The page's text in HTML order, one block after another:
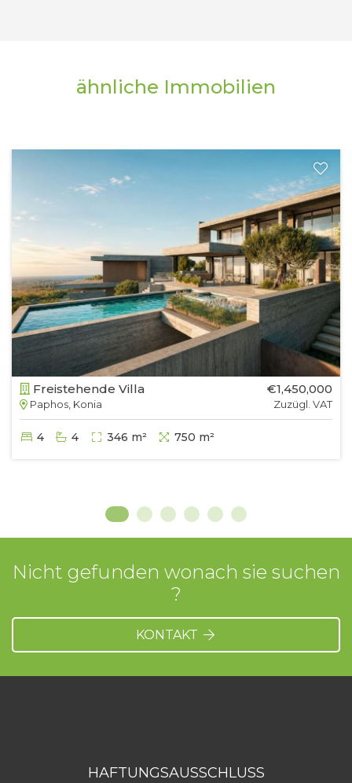
ähnliche Immobilien
Freistehende Villa
Paphos, Konia
€1,450,000
Zuzügl. VAT
4 4 346 m² 750 m²
Nicht gefunden wonach sie suchen
?
KONTAKT
HAFTUNGSAUSSCHLUSS